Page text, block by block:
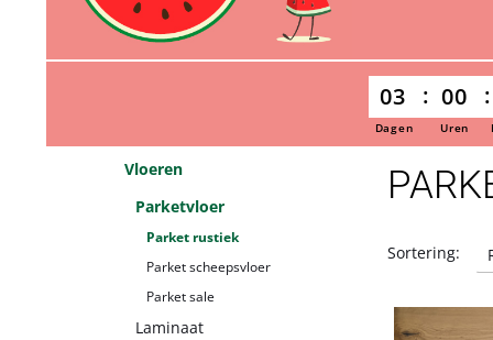
03 00
Dagen Uren
Vloeren
Parketvloer
Parket rustiek
Parket scheepsvloer
Parket sale
Laminaat
Sortering: